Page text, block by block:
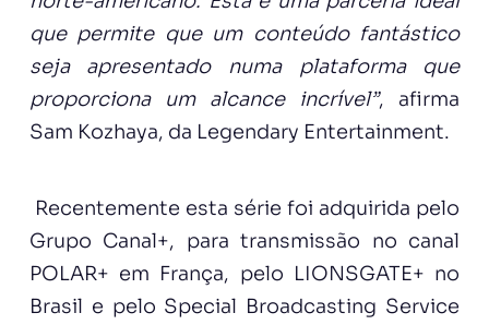
que permite que um conteúdo fantástico
seja apresentado numa plataforma que
proporciona um alcance incrível”, afirma
Sam Kozhaya, da Legendary Entertainment.
Recentemente esta série foi adquirida pelo
Grupo Canal+, para transmissão no canal
POLAR+ em França, pelo LIONSGATE+ no
Brasil e pelo Special Broadcasting Service